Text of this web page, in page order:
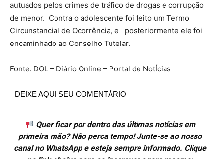
autuados pelos crimes de tráfico de drogas e corrupção
de menor. Contra o adolescente foi feito um Termo
Circunstancial de Ocorrência, e posteriormente ele foi
encaminhado ao Conselho Tutelar.
Fonte: DOL – Diário Online – Portal de NotÍcias
DEIXE AQUI SEU COMENTÁRIO
Quer ficar por dentro das últimas notícias em
primeira mão? Não perca tempo! Junte-se ao nosso
canal no WhatsApp e esteja sempre informado. Clique